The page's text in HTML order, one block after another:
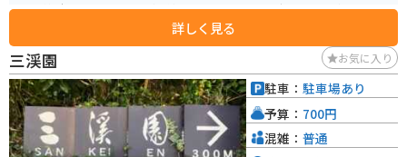
いのが魅力。モルモットなどと触れ合える「なかよし広場」は子ども連れに
も好評で、短時間でもしっかり楽しめます。 桜木町駅や日ノ出町駅から徒歩
圏内でアクセスが良く、園内は起伏があるため散策しながら横浜の街並みを
見渡せる場所もあります。春は桜が美しく、季節ごとの景観も魅力のひとつ
です。
詳しく見る
三渓園 お気に入り
駐車： 駐車場あり
予算： 700円
混雑： 普通